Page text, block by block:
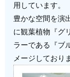
用しています。
豊かな空間を演
に観葉植物『グ
ラーである『ブ
メージしており